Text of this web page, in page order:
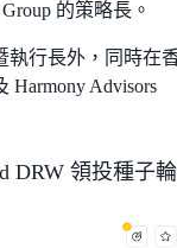
的策略長。
執行長外，同時在
Harmony Advisors
DRW 領投種子輪